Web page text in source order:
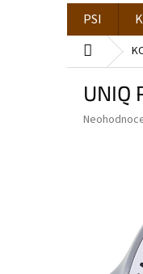
PSI
Domů
UNIQ
Průměrné